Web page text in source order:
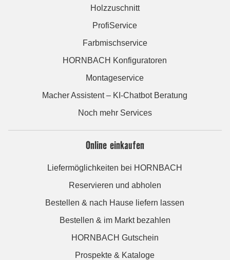
Holzzuschnitt
ProfiService
Farbmischservice
HORNBACH Konfiguratoren
Montageservice
Macher Assistent – KI-Chatbot Beratung
Noch mehr Services
Online einkaufen
Liefermöglichkeiten bei HORNBACH
Reservieren und abholen
Bestellen & nach Hause liefern lassen
Bestellen & im Markt bezahlen
HORNBACH Gutschein
Prospekte & Kataloge